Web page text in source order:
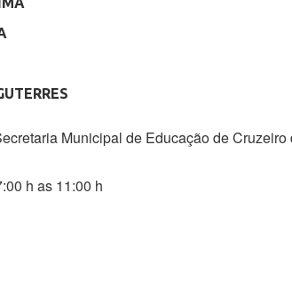
Municipal de Educação de
h as 11:00 h